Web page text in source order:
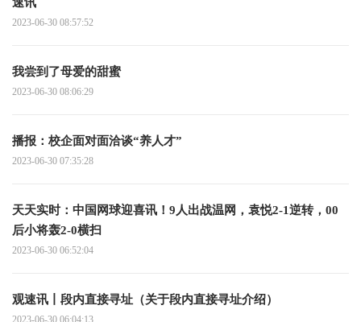
2023-06-30 08:57:52
我尝到了母爱的甜蜜
2023-06-30 08:06:29
播报：校企面对面洽谈“养人才”
2023-06-30 07:35:28
天天实时：中国网球迎喜讯！9人出战温网，袁悦2-1逆转，00
后小将轰2-0横扫
2023-06-30 06:52:04
观速讯丨段内直接寻址（关于段内直接寻址介绍）
2023-06-30 06:04:13